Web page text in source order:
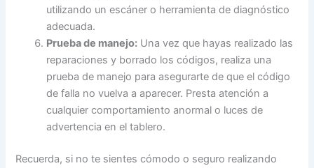
utilizando un escáner o herramienta de diagnóstico
adecuada.
Prueba de manejo: Una vez que hayas realizado las
reparaciones y borrado los códigos, realiza una
prueba de manejo para asegurarte de que el código
de falla no vuelva a aparecer. Presta atención a
cualquier comportamiento anormal o luces de
advertencia en el tablero.
Recuerda, si no te sientes cómodo o seguro realizando